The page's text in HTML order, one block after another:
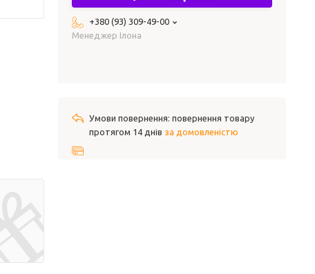
+380 (93) 309-49-00
Менеджер Ілона
повернення товару
протягом 14 днів за домовленістю